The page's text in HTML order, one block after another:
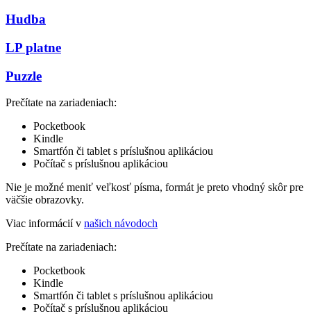
Hudba
LP platne
Puzzle
Prečítate na zariadeniach:
Pocketbook
Kindle
Smartfón či tablet s príslušnou aplikáciou
Počítač s príslušnou aplikáciou
Nie je možné meniť veľkosť písma, formát je preto vhodný skôr pre
väčšie obrazovky.
Viac informácií v našich návodoch
Prečítate na zariadeniach:
Pocketbook
Kindle
Smartfón či tablet s príslušnou aplikáciou
Počítač s príslušnou aplikáciou